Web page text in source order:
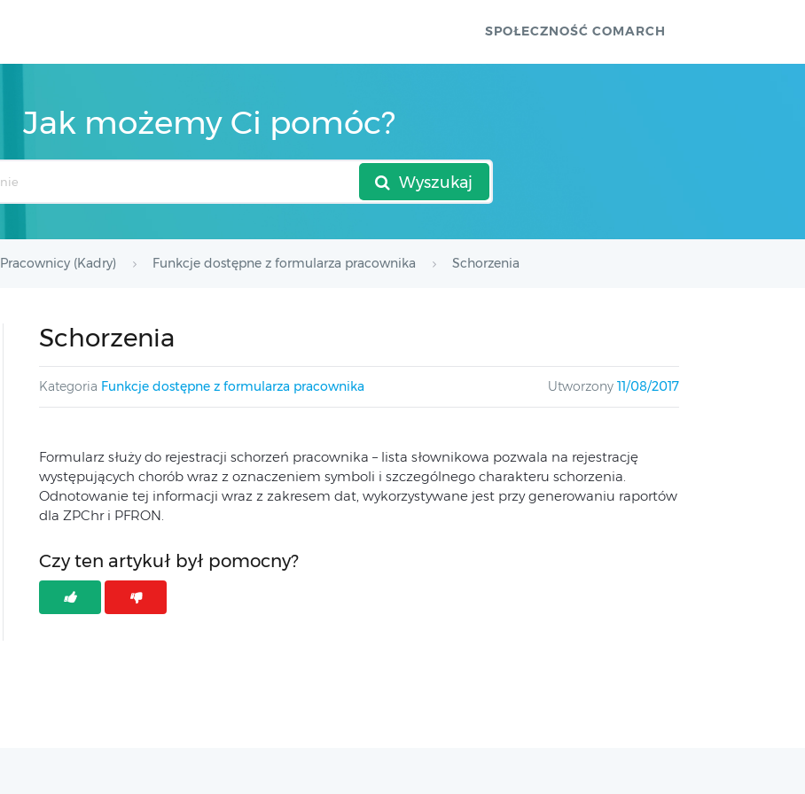
SPOŁECZNOŚĆ COMARCH
Jak możemy Ci pomóc?
Wyszukaj
Pracownicy (Kadry) Funkcje dostępne z formularza pracownika Schorzenia
Schorzenia
Kategoria Funkcje dostępne z formularza pracownika Utworzony 11/08/2017
Formularz służy do rejestracji schorzeń pracownika – lista słownikowa pozwala na rejestrację
występujących chorób wraz z oznaczeniem symboli i szczególnego charakteru schorzenia.
Odnotowanie tej informacji wraz z zakresem dat, wykorzystywane jest przy generowaniu raportów
dla ZPChr i PFRON.
Czy ten artykuł był pomocny?